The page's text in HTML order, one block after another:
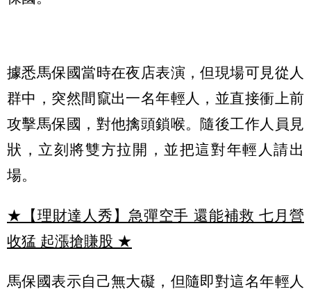
據悉馬保國當時在夜店表演，但現場可見從人
群中，突然間竄出一名年輕人，並直接衝上前
攻擊馬保國，對他擒頭鎖喉。隨後工作人員見
狀，立刻將雙方拉開，並把這對年輕人請出
場。
★【理財達人秀】急彈空手 還能補救 七月營
收猛 起漲搶賺股 ★
馬保國表示自己無大礙，但隨即對這名年輕人